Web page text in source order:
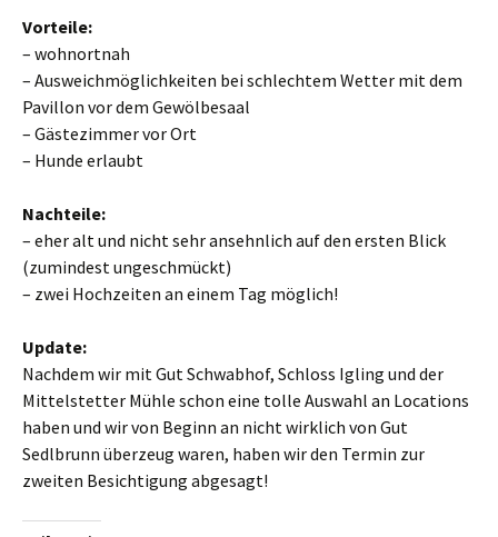
Vorteile:
– wohnortnah
– Ausweichmöglichkeiten bei schlechtem Wetter mit dem
Pavillon vor dem Gewölbesaal
– Gästezimmer vor Ort
– Hunde erlaubt
Nachteile:
– eher alt und nicht sehr ansehnlich auf den ersten Blick
(zumindest ungeschmückt)
– zwei Hochzeiten an einem Tag möglich!
Update:
Nachdem wir mit Gut Schwabhof, Schloss Igling und der
Mittelstetter Mühle schon eine tolle Auswahl an Locations
haben und wir von Beginn an nicht wirklich von Gut
Sedlbrunn überzeug waren, haben wir den Termin zur
zweiten Besichtigung abgesagt!